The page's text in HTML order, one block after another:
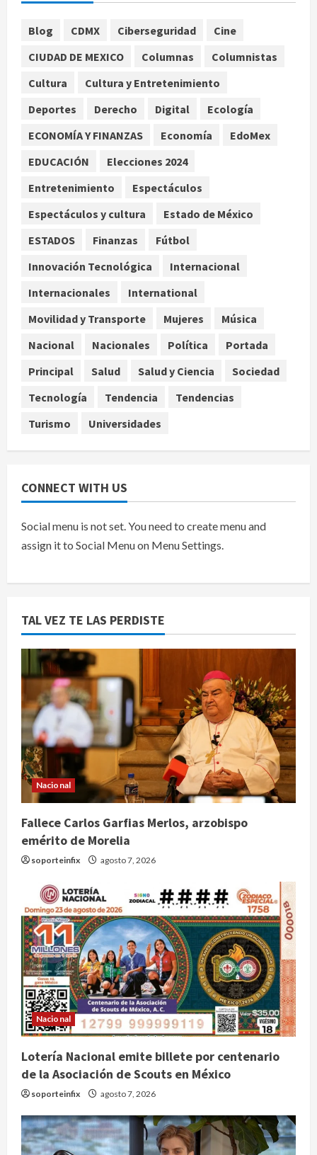
Lotería Nacional emite billete por
centenario de la Asociación de
agosto 7, 2026
Desplome de la IA arrastra a fondos
estrella de Wall Street
4
Estudio en Science vincula el
consumo de fruta ancestral con la
agosto 7, 2026
Internacional
EE.UU. amplía revisión de redes
y ciertos ciudadanos de México y
Blog CDMX Ciberseguridad
Cine
CIUDAD DE MEXICO
Columnas
Columnistas
Cultura
Cultura y Entretenimiento
Deportes
Derecho Digital
Ecología
ECONOMÍA Y FINANZAS
Economía
EdoMex
EDUCACIÓN
Elecciones 2024
Entretenimiento
Espectáculos
Espectáculos y cultura
Estado de México
ESTADOS
Finanzas
Fútbol
Innovación Tecnológica
Internacional
Internacionales
International
Movilidad y Transporte
Mujeres
Música
Nacional
Nacionales Política
Portada
Principal
Salud Salud y Ciencia
Sociedad
Tecnología
Tendencia
Tendencias
Turismo
Universidades
CONNECT WITH US
Social menu is not set. You need to create menu and
assign it to Social Menu on Menu Settings.
TAL VEZ TE LAS PERDISTE
Nacional
Fallece Carlos Garfias Merlos, arzobispo
emérito de Morelia
soporteinfix agosto 7, 2026
Nacional
Lotería Nacional emite billete por centenario
de la Asociación de Scouts en México
soporteinfix agosto 7, 2026